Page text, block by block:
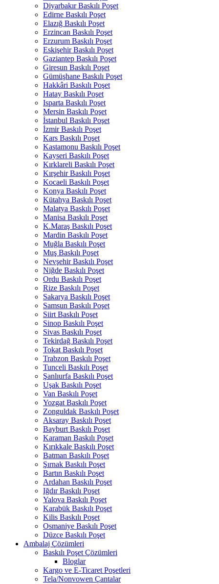
Diyarbakır Baskılı Poşet
Edirne Baskılı Poşet
Elazığ Baskılı Poşet
Erzincan Baskılı Poşet
Erzurum Baskılı Poşet
Eskişehir Baskılı Poşet
Gaziantep Baskılı Poşet
Giresun Baskılı Poşet
Gümüşhane Baskılı Poşet
Hakkâri Baskılı Poşet
Hatay Baskılı Poşet
Isparta Baskılı Poşet
Mersin Baskılı Poşet
İstanbul Baskılı Poşet
İzmir Baskılı Poşet
Kars Baskılı Poşet
Kastamonu Baskılı Poşet
Kayseri Baskılı Poşet
Kırklareli Baskılı Poşet
Kırşehir Baskılı Poşet
Kocaeli Baskılı Poşet
Konya Baskılı Poşet
Kütahya Baskılı Poşet
Malatya Baskılı Poşet
Manisa Baskılı Poşet
K.Maraş Baskılı Poşet
Mardin Baskılı Poşet
Muğla Baskılı Poşet
Muş Baskılı Poşet
Nevşehir Baskılı Poşet
Niğde Baskılı Poşet
Ordu Baskılı Poşet
Rize Baskılı Poşet
Sakarya Baskılı Poşet
Samsun Baskılı Poşet
Siirt Baskılı Poşet
Sinop Baskılı Poşet
Sivas Baskılı Poşet
Tekirdağ Baskılı Poşet
Tokat Baskılı Poşet
Trabzon Baskılı Poşet
Tunceli Baskılı Poşet
Şanlıurfa Baskılı Poşet
Uşak Baskılı Poşet
Van Baskılı Poşet
Yozgat Baskılı Poşet
Zonguldak Baskılı Poşet
Aksaray Baskılı Poşet
Bayburt Baskılı Poşet
Karaman Baskılı Poşet
Kırıkkale Baskılı Poşet
Batman Baskılı Poşet
Şırnak Baskılı Poşet
Bartın Baskılı Poşet
Ardahan Baskılı Poşet
Iğdır Baskılı Poşet
Yalova Baskılı Poşet
Karabük Baskılı Poşet
Kilis Baskılı Poşet
Osmaniye Baskılı Poşet
Düzce Baskılı Poşet
Ambalaj Çözümleri
Baskılı Poşet Çözümleri
Bloglar
Kargo ve E-Ticaret Poşetleri
Tela/Nonvowen Çantalar